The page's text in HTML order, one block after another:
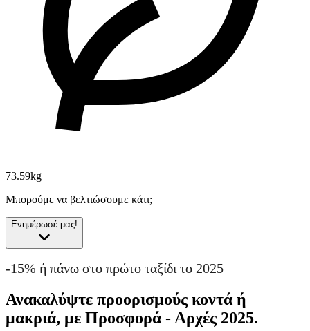
73.59kg
Μπορούμε να βελτιώσουμε κάτι;
Ενημέρωσέ μας!
-15% ή πάνω στο πρώτο ταξίδι το 2025
Ανακαλύψτε προορισμούς κοντά ή
μακριά, με Προσφορά - Αρχές 2025.